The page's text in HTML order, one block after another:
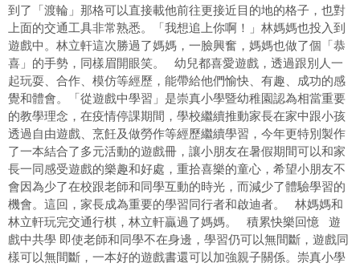
到了「渡輪」那格可以直接載他前往更接近目的地的格子，也對
上面的交通工具非常熟悉。「我想追上你啊！」林媽媽也投入到
遊戲中。林立軒這次勝過了媽媽，一臉興奮，媽媽也做了個「恭
喜」的手勢，同樣眉開眼笑。 幼兒都喜愛遊戲，透過跟別人一
起玩耍、合作、模仿等經歷，能帶給他們愉快、有趣、成功的感
覺和體會。「從遊戲中學習」是崇真小學暨幼稚園認為相當重要
的教學理念，在疫情停課期間，學校繼續推動家長在家中跟小孩
透過自由遊戲、烹飪及做勞作等經歷繼續學習，今年更特別製作
了一本結合了多元活動的遊戲冊，讓小朋友在暑假期間可以和家
長一同感受遊戲的樂趣和好處，重拾喜樂的童心，希望小朋友不
會因為少了在校跟老師和同學互動的時光，而減少了體驗學習的
機會。這回，家長成為重要的學習同行者和啟迪者。 林媽媽和
林立軒玩完交通行棋，林立軒贏過了媽媽。 積累快樂回憶 遊
戲中共學 即使老師和同學不在身邊，學習仍可以無間斷，遊戲同
樣可以無間斷，一本好的遊戲書還可以加強親子關係。崇真小學